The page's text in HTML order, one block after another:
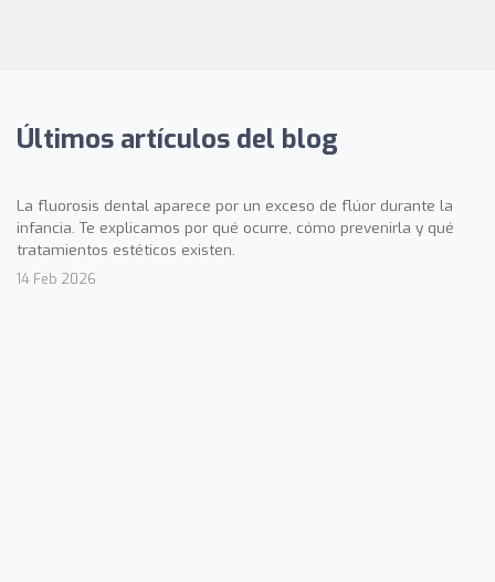
Últimos artículos del blog
La fluorosis dental aparece por un exceso de flúor durante la
infancia. Te explicamos por qué ocurre, cómo prevenirla y qué
tratamientos estéticos existen.
14 Feb 2026